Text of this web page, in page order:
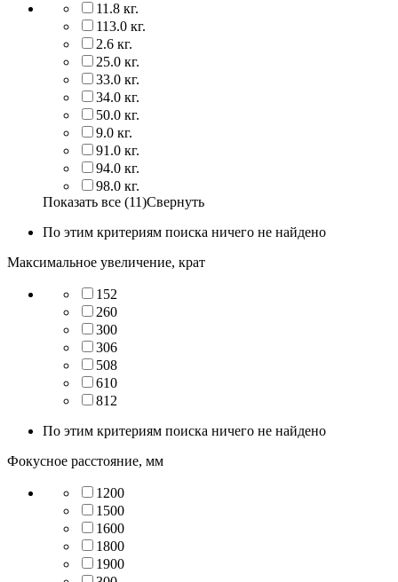
11.8 кг.
113.0 кг.
2.6 кг.
25.0 кг.
33.0 кг.
34.0 кг.
50.0 кг.
9.0 кг.
91.0 кг.
94.0 кг.
98.0 кг.
Показать все (11)Свернуть
По этим критериям поиска ничего не найдено
Максимальное увеличение, крат
152
260
300
306
508
610
812
По этим критериям поиска ничего не найдено
Фокусное расстояние, мм
1200
1500
1600
1800
1900